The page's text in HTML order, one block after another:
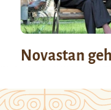
Novastan